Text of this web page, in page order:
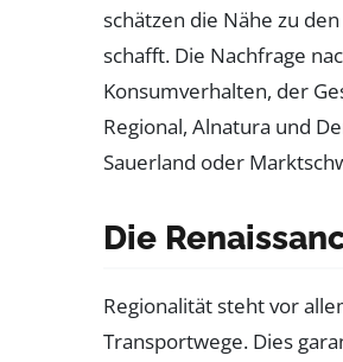
schätzen die Nähe zu
schafft. Die Nachfrage
Konsumverhalten, der
Regional, Alnatura und
Sauerland oder
Die
Regionalität steht vor
Transportwege. Dies